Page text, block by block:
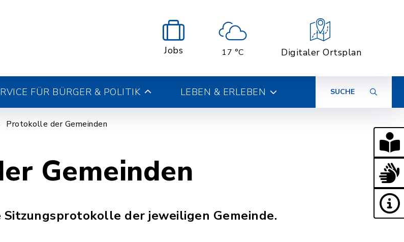
Jobs 17 °C Digitaler Ortsplan
FÜR BÜRGER & POLITIK LEBEN & ERLEBEN SUCHE
Protokolle der Gemeinden
Gemeinden
der jeweiligen Gemeinde.